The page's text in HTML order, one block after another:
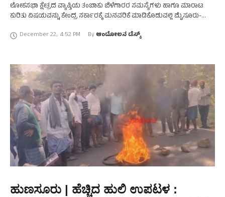
ಲೋಕಸಭಾ ಕ್ಷೇತ್ರದ ವ್ಯಾಪ್ತಿಯ ತಂಬಾಕು ಬೆಳೆಗಾರರ ಸಮಸ್ಯೆಗಳು ಹಾಗೂ ಮಾರಾಟ
ಕುರಿತು ವಿಷಯವನ್ನು ಕೇಂದ್ರ ಸರ್ಕಾರಕ್ಕೆ ಮನವರಿಕೆ ಮಾಡಿಕೊಡುವಲ್ಲಿ ಮೈಸೂರು-
ಯಶಸ್ವಿಯಾಗಿದ್ದು, …
December 22, 4:52 PM By ಆಂದೋಲನ ಡೆಸ್ಕ್
ಹುಣಸೂರು | ಹೆಚ್ಚಿದ ಹುಲಿ ಉಪಟಳ :